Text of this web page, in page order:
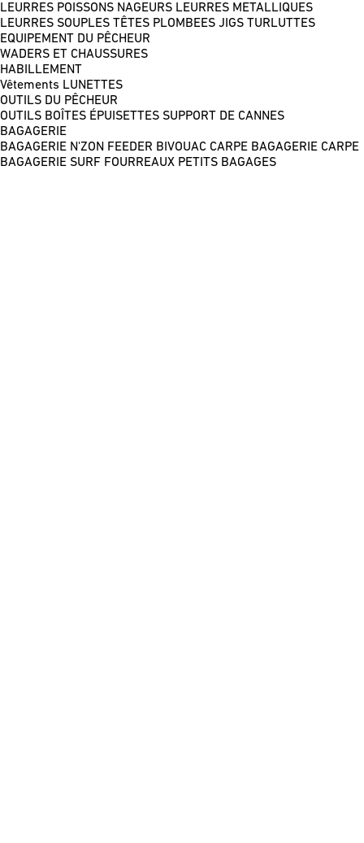
LEURRES POISSONS NAGEURS LEURRES METALLIQUES
LEURRES SOUPLES TÊTES PLOMBEES JIGS TURLUTTES
EQUIPEMENT DU PÊCHEUR
WADERS ET CHAUSSURES
HABILLEMENT
Vêtements LUNETTES
OUTILS DU PÊCHEUR
OUTILS BOÎTES ÉPUISETTES SUPPORT DE CANNES
BAGAGERIE
BAGAGERIE N'ZON FEEDER BIVOUAC CARPE BAGAGERIE CARPE
BAGAGERIE SURF FOURREAUX PETITS BAGAGES